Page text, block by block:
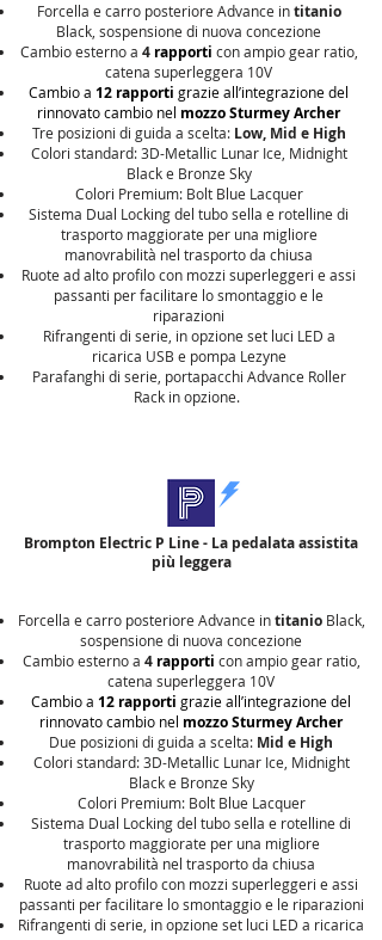
Forcella e carro posteriore Advance intitanio
Black, sospensione di nuova concezione
Cambio esterno a 4 rapporti con ampio gear ratio,
catena superleggera 10V
Cambio a 12 rapporti grazie all’integrazione del
rinnovato cambio nel mozzo Sturmey Archer
Tre posizioni di guida a scelta: Low, Mid e High
Colori standard: 3D-Metallic Lunar Ice, Midnight
Black e Bronze Sky
Colori Premium: Bolt Blue Lacquer
Sistema Dual Locking del tubo sella e rotelline di
trasporto maggiorate per una migliore
manovrabilità nel trasporto da chiusa
Ruote ad alto profilo con mozzi superleggeri e assi
passanti per facilitare lo smontaggio e le
riparazioni
Rifrangenti di serie, in opzione set luci LED a
ricarica USB e pompa Lezyne
Parafanghi di serie, portapacchi Advance Roller
Rack in opzione.
Brompton Electric P Line - La pedalata assistita
più leggera
Forcella e carro posteriore Advance intitanio Black,
sospensione di nuova concezione
Cambio esterno a 4 rapporti con ampio gear ratio,
catena superleggera 10V
Cambio a 12 rapporti grazie all’integrazione del
rinnovato cambio nel mozzo Sturmey Archer
Due posizioni di guida a scelta: Mid e High
Colori standard: 3D-Metallic Lunar Ice, Midnight
Black e Bronze Sky
Colori Premium: Bolt Blue Lacquer
Sistema Dual Locking del tubo sella e rotelline di
trasporto maggiorate per una migliore
manovrabilità nel trasporto da chiusa
Ruote ad alto profilo con mozzi superleggeri e assi
passanti per facilitare lo smontaggio e le riparazioni
Rifrangenti di serie, in opzione set luci LED a ricarica